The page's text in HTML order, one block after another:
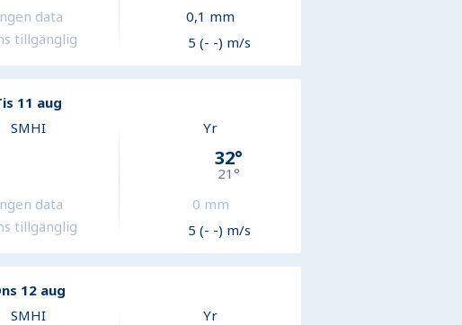
data
tillgänglig
0,1 mm
5 (- -) m/s
11 aug
SMHI
data
tillgänglig
Yr
32°
21 °
0 mm
5 (- -) m/s
12 aug
SMHI Yr